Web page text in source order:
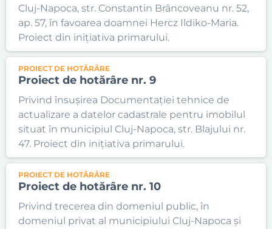
Cluj-Napoca, str. Constantin Brâncoveanu nr. 52,
ap. 57, în favoarea doamnei Hercz Ildiko-Maria.
Proiect din inițiativa primarului.
PROIECT DE HOTĂRÂRE
Proiect de hotărâre nr. 9
Privind însușirea Documentației tehnice de
actualizare a datelor cadastrale pentru imobilul
situat în municipiul Cluj-Napoca, str. Blajului nr.
47. Proiect din inițiativa primarului.
PROIECT DE HOTĂRÂRE
Proiect de hotărâre nr. 10
Privind trecerea din domeniul public, în
domeniul privat al municipiului Cluj-Napoca și